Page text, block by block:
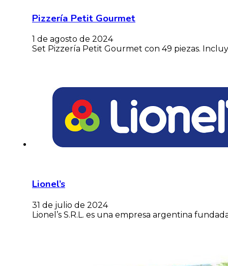
Pizzería Petit Gourmet
1 de agosto de 2024
Set Pizzería Petit Gourmet con 49 piezas.
Lionel’s
31 de julio de 2024
Lionel’s S.R.L. es una empresa argentina